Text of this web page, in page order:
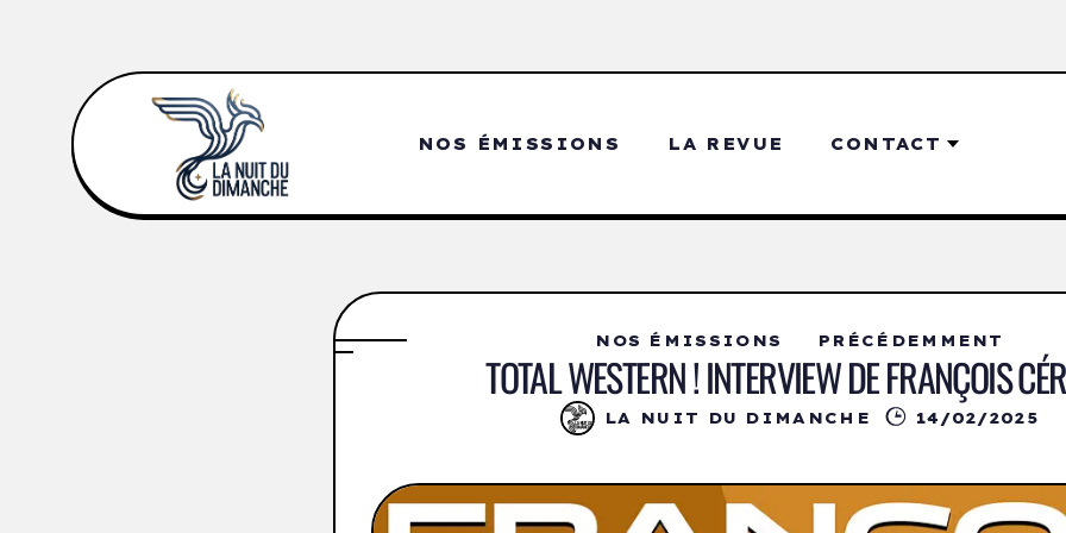
NOS ÉMISSIONS LA REVUE CONTACT
NOS ÉMISSIONS PRÉCÉDEMMENT
TOTAL WESTERN ! INTERVIEW DE FRANÇOIS
LA NUIT DU DIMANCHE 14/02/2025